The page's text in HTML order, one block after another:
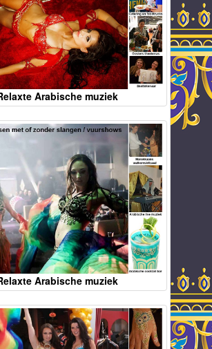
Arabische muziek
Arabische muziek